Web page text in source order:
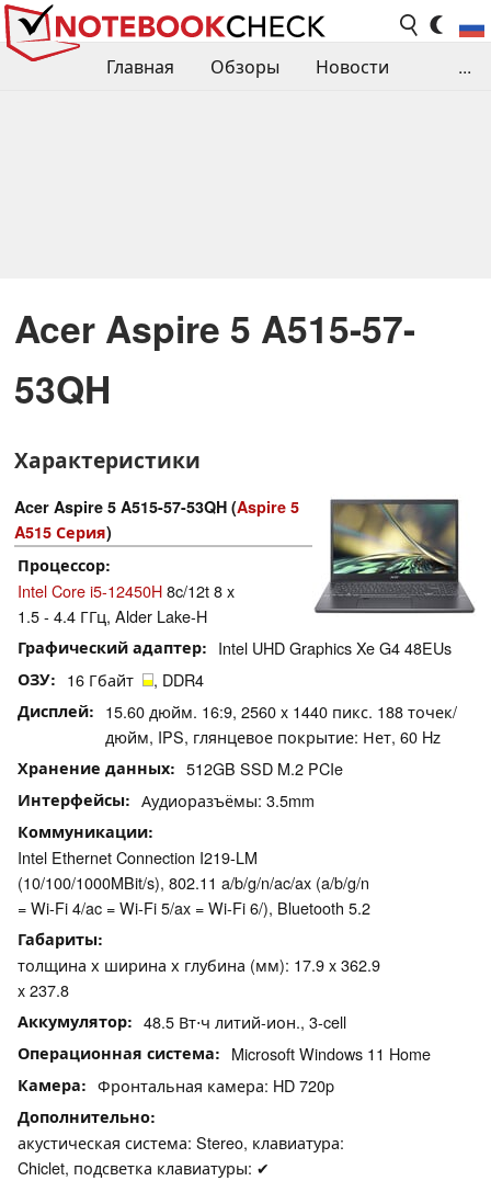
Главная Обзоры
Новости
...
Acer Aspire 5 A515-57-
53QH
Характеристики
Acer Aspire 5 A515-57-53QH (Aspire 5
A515 Серия)
Процессор
Intel Core i5-12450H8c/12t 8 x
1.5 - 4.4 ГГц, Alder Lake-H
Графический адаптер Intel UHD Graphics Xe G4 48EUs
ОЗУ 16 Гбайт , DDR4
Дисплей
15.60 дюйм. 16:9, 2560 x 1440 пикс. 188 точек/
дюйм, IPS, глянцевое покрытие: Нет, 60 Hz
Хранение данных 512GB SSD M.2 PCIe
Интерфейсы Аудиоразъёмы: 3.5mm
Коммуникации
Intel Ethernet Connection I219-LM
(10/100/1000MBit/s), 802.11 a/b/g/n/ac/ax (a/b/g/n
= Wi-Fi 4/ac = Wi-Fi 5/ax = Wi-Fi 6/), Bluetooth 5.2
Габариты
толщина х ширина х глубина (мм): 17.9 x 362.9
x 237.8
Аккумулятор 48.5 Вт⋅ч литий-ион., 3-cell
Операционная система Microsoft Windows 11 Home
Камера Фронтальная камера: HD 720p
Дополнительно
акустическая система: Stereo, клавиатура:
Chiclet, подсветка клавиатуры: ✔